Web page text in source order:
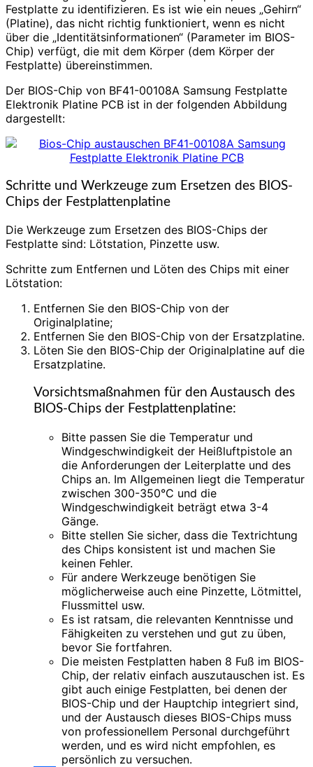
Festplatte zu identifizieren. Es ist wie ein neues „Gehirn“
(Platine), das nicht richtig funktioniert, wenn es nicht
über die „Identitätsinformationen“ (Parameter im BIOS-
Chip) verfügt, die mit dem Körper (dem Körper der
Festplatte) übereinstimmen.
Der BIOS-Chip von BF41-00108A Samsung Festplatte
Elektronik Platine PCB ist in der folgenden Abbildung
dargestellt:
Schritte und Werkzeuge zum Ersetzen des BIOS-
Chips der Festplattenplatine
Die Werkzeuge zum Ersetzen des BIOS-Chips der
Festplatte sind: Lötstation, Pinzette usw.
Schritte zum Entfernen und Löten des Chips mit einer
Lötstation:
Entfernen Sie den BIOS-Chip von der
Originalplatine;
Entfernen Sie den BIOS-Chip von der Ersatzplatine.
Löten Sie den BIOS-Chip der Originalplatine auf die
Ersatzplatine.
Vorsichtsmaßnahmen für den Austausch des
BIOS-Chips der Festplattenplatine:
Bitte passen Sie die Temperatur und
Windgeschwindigkeit der Heißluftpistole an
die Anforderungen der Leiterplatte und des
Chips an. Im Allgemeinen liegt die Temperatur
zwischen 300-350°C und die
Windgeschwindigkeit beträgt etwa 3-4
Gänge.
Bitte stellen Sie sicher, dass die Textrichtung
des Chips konsistent ist und machen Sie
keinen Fehler.
Für andere Werkzeuge benötigen Sie
möglicherweise auch eine Pinzette, Lötmittel,
Flussmittel usw.
Es ist ratsam, die relevanten Kenntnisse und
Fähigkeiten zu verstehen und gut zu üben,
bevor Sie fortfahren.
Die meisten Festplatten haben 8 Fuß im BIOS-
Chip, der relativ einfach auszutauschen ist. Es
gibt auch einige Festplatten, bei denen der
BIOS-Chip und der Hauptchip integriert sind,
und der Austausch dieses BIOS-Chips muss
von professionellem Personal durchgeführt
werden, und es wird nicht empfohlen, es
persönlich zu versuchen.